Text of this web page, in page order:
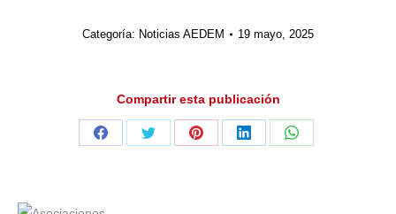
Categoría: Noticias AEDEM 19 mayo, 2025
Compartir esta publicación
Share
Share
Share
Share
Share